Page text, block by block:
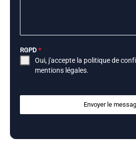
RGPD *
Oui, j'accepte la politique de
mentions légales.
Envoyer le